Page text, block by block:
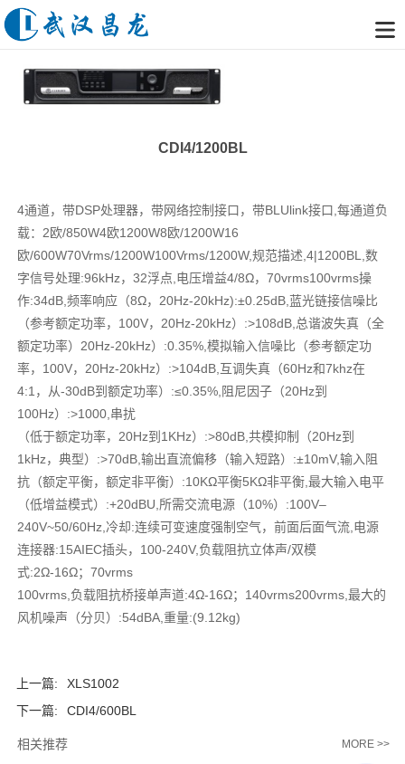
CDI4/1200BL
4通道，带DSP处理器，带网络控制接口，带BLUlink接口,每通道负
载：2欧/850W4欧1200W8欧/1200W16
欧/600W70Vrms/1200W100Vrms/1200W,规范描述,4|1200BL,数
字信号处理:96kHz，32浮点,电压增益4/8Ω，70vrms100vrms操
作:34dB,频率响应（8Ω，20Hz-20kHz):±0.25dB,蓝光链接信噪比
（参考额定功率，100V，20Hz-20kHz）:>108dB,总谐波失真（全
额定功率）20Hz-20kHz）:0.35%,模拟输入信噪比（参考额定功
率，100V，20Hz-20kHz）:>104dB,互调失真（60Hz和7khz在
4:1，从-30dB到额定功率）:≤0.35%,阻尼因子（20Hz到
100Hz）:>1000,串扰
（低于额定功率，20Hz到1KHz）:>80dB,共模抑制（20Hz到
1kHz，典型）:>70dB,输出直流偏移（输入短路）:±10mV,输入阻
抗（额定平衡，额定非平衡）:10KΩ平衡5KΩ非平衡,最大输入电平
（低增益模式）:+20dBU,所需交流电源（10%）:100V–
240V~50/60Hz,冷却:连续可变速度强制空气，前面后面气流,电源
连接器:15AIEC插头，100-240V,负载阻抗立体声/双模
式:2Ω-16Ω；70vrms
100vrms,负载阻抗桥接单声道:4Ω-16Ω；140vrms200vrms,最大的
风机噪声（分贝）:54dBA,重量:(9.12kg)
上一篇:
XLS1002
下一篇:
CDI4/600BL
相关推荐 MORE >>